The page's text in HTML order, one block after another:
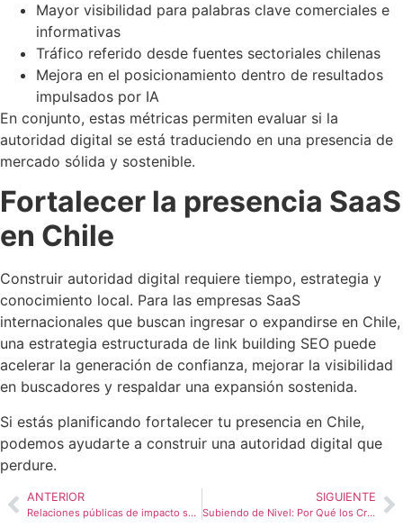
Mayor visibilidad para palabras clave comerciales e
informativas
Tráfico referido desde fuentes sectoriales chilenas
Mejora en el posicionamiento dentro de resultados
impulsados por IA
En conjunto, estas métricas permiten evaluar si la
autoridad digital se está traduciendo en una presencia de
mercado sólida y sostenible.
Fortalecer la presencia SaaS
en Chile
Construir autoridad digital requiere tiempo, estrategia y
conocimiento local. Para las empresas SaaS
internacionales que buscan ingresar o expandirse en Chile,
una estrategia estructurada de link building SEO puede
acelerar la generación de confianza, mejorar la visibilidad
en buscadores y respaldar una expansión sostenida.
Si estás planificando fortalecer tu presencia en Chile,
podemos ayudarte a construir una autoridad digital que
perdure.
ANTERIOR
Relaciones públicas de impacto social: marketing para la inclusión en el Cono Sur
SIGUIENTE
Subiendo de Nivel: Por Qué los Creadores Gamer de Nicho Son Activos Estratégicos en el Mercado Juvenil Peruano